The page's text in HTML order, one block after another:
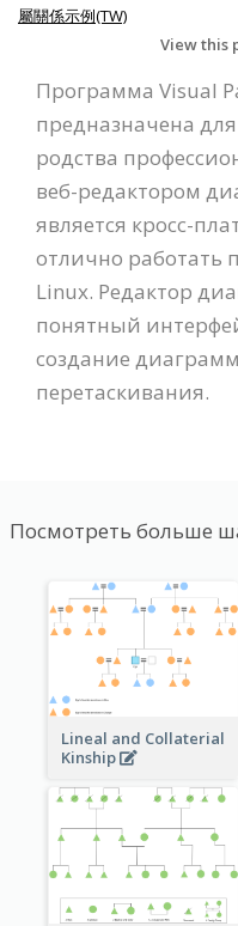
屬關係示例(TW)
View this
Программа Visual
предназначена
родства
веб-редактором
является кросс-
отлично работать
Linux. Редактор
понятный
создание
перетаскивания.
Посмотреть больше
Lineal and Collaterial
Kinship